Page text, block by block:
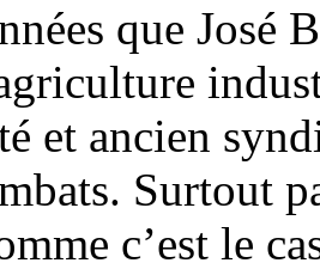
que José
et ancien
Surtout
c’est le